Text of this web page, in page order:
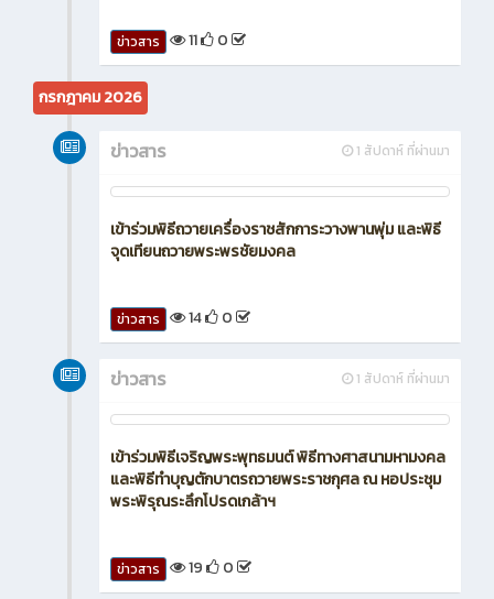
ข่าวสาร 11 0
กรกฎาคม 2026
1 สัปดาห์ ที่ผ่านมา
ข่าวสาร
เข้าร่วมพิธีถวายเครื่องราชสักการะวางพานพุ่ม และพิธี
จุดเทียนถวายพระพรชัยมงคล
ข่าวสาร 14 0
1 สัปดาห์ ที่ผ่านมา
ข่าวสาร
เข้าร่วมพิธีเจริญพระพุทธมนต์ พิธีทางศาสนามหามงคล
และพิธีทำบุญตักบาตรถวายพระราชกุศล ณ หอประชุม
พระพิรุณระลึกโปรดเกล้าฯ
ข่าวสาร 19 0